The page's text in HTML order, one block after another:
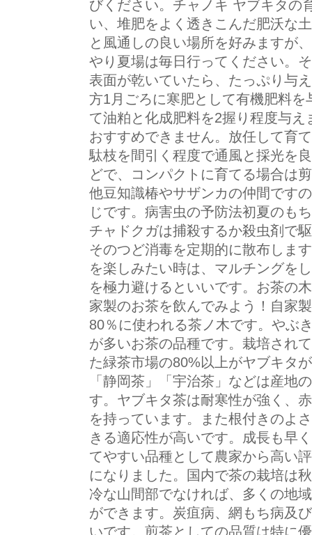
びください。チャノキ ヤブキタの
い、堆肥をよく透きこんだ肥沃な
と風通しの良い場所を好みますが
やり夏場は毎日行ってください。
表面が乾いていたら、たっぷり与
方1月ごろに寒肥として有機肥料
て油粕と化成肥料を2握り程度与
おすすめできません。放任して育
駄枝を間引く程度で通風と採光を
どで、コンパクトに育てる場合は
他豆知識椿やサザンカの仲間です
じです。病害虫の予防法初夏のも
チャドクガは捕殺するか殺虫剤で
そのつど消毒を定期的に散布しま
を楽しみたい時は、マルチングを
を極力避けるといいです。お茶の
家製のお茶を飲んでみよう！自家
80％に使われる茶ノ木です。やぶ
が多いお茶の品種です。栽培され
た緑茶市場の80%以上がヤブキタ
「静岡茶」「宇治茶」などは産地
す。ヤブキタ茶は耐寒性が強く、
を持っています。また根付きのよ
きる適応性が高いです。成長も早
てやすい品種として農家から高い
になりました。国内で茶の栽培は
冷な山間部でなければ、多くの地
ができます。炭疽病、網もち病及
いです。煎茶としての品質は特に